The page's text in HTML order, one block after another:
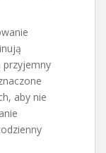
przyjemny
aby nie